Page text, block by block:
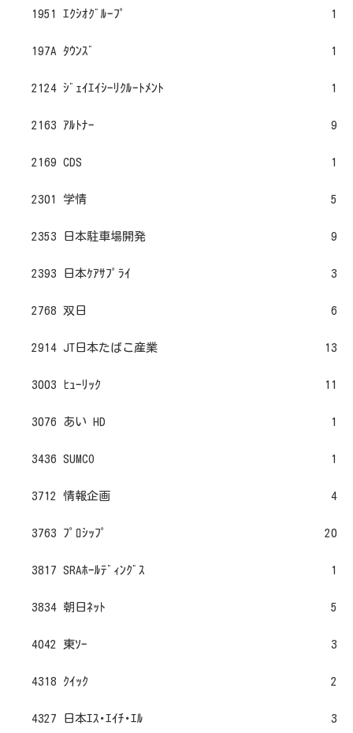
1951 ｴｸｼｵｸﾞﾙｰﾌﾟ 1
197A ﾀｳﾝｽﾞ 1
2124 ｼﾞｪｲｴｲｼｰﾘｸﾙｰﾄﾒﾝﾄ 1
2163 ｱﾙﾄﾅｰ 9
2169 CDS 1
2301 学情 5
2353 日本駐車場開発 9
2393 日本ｹｱｻﾌﾟﾗｲ 3
2768 双日 6
2914 JT日本たばこ産業 13
3003 ﾋｭｰﾘｯｸ 11
3076 あい HD 1
3436 SUMCO 1
3712 情報企画 4
3763 ﾌﾟﾛｼｯﾌﾟ 20
3817 SRAﾎｰﾙﾃﾞｨﾝｸﾞｽ 1
3834 朝日ﾈｯﾄ 5
4042 東ｿｰ 3
4318 ｸｲｯｸ 2
4327 日本ｴｽ･ｴｲﾁ･ｴﾙ 3